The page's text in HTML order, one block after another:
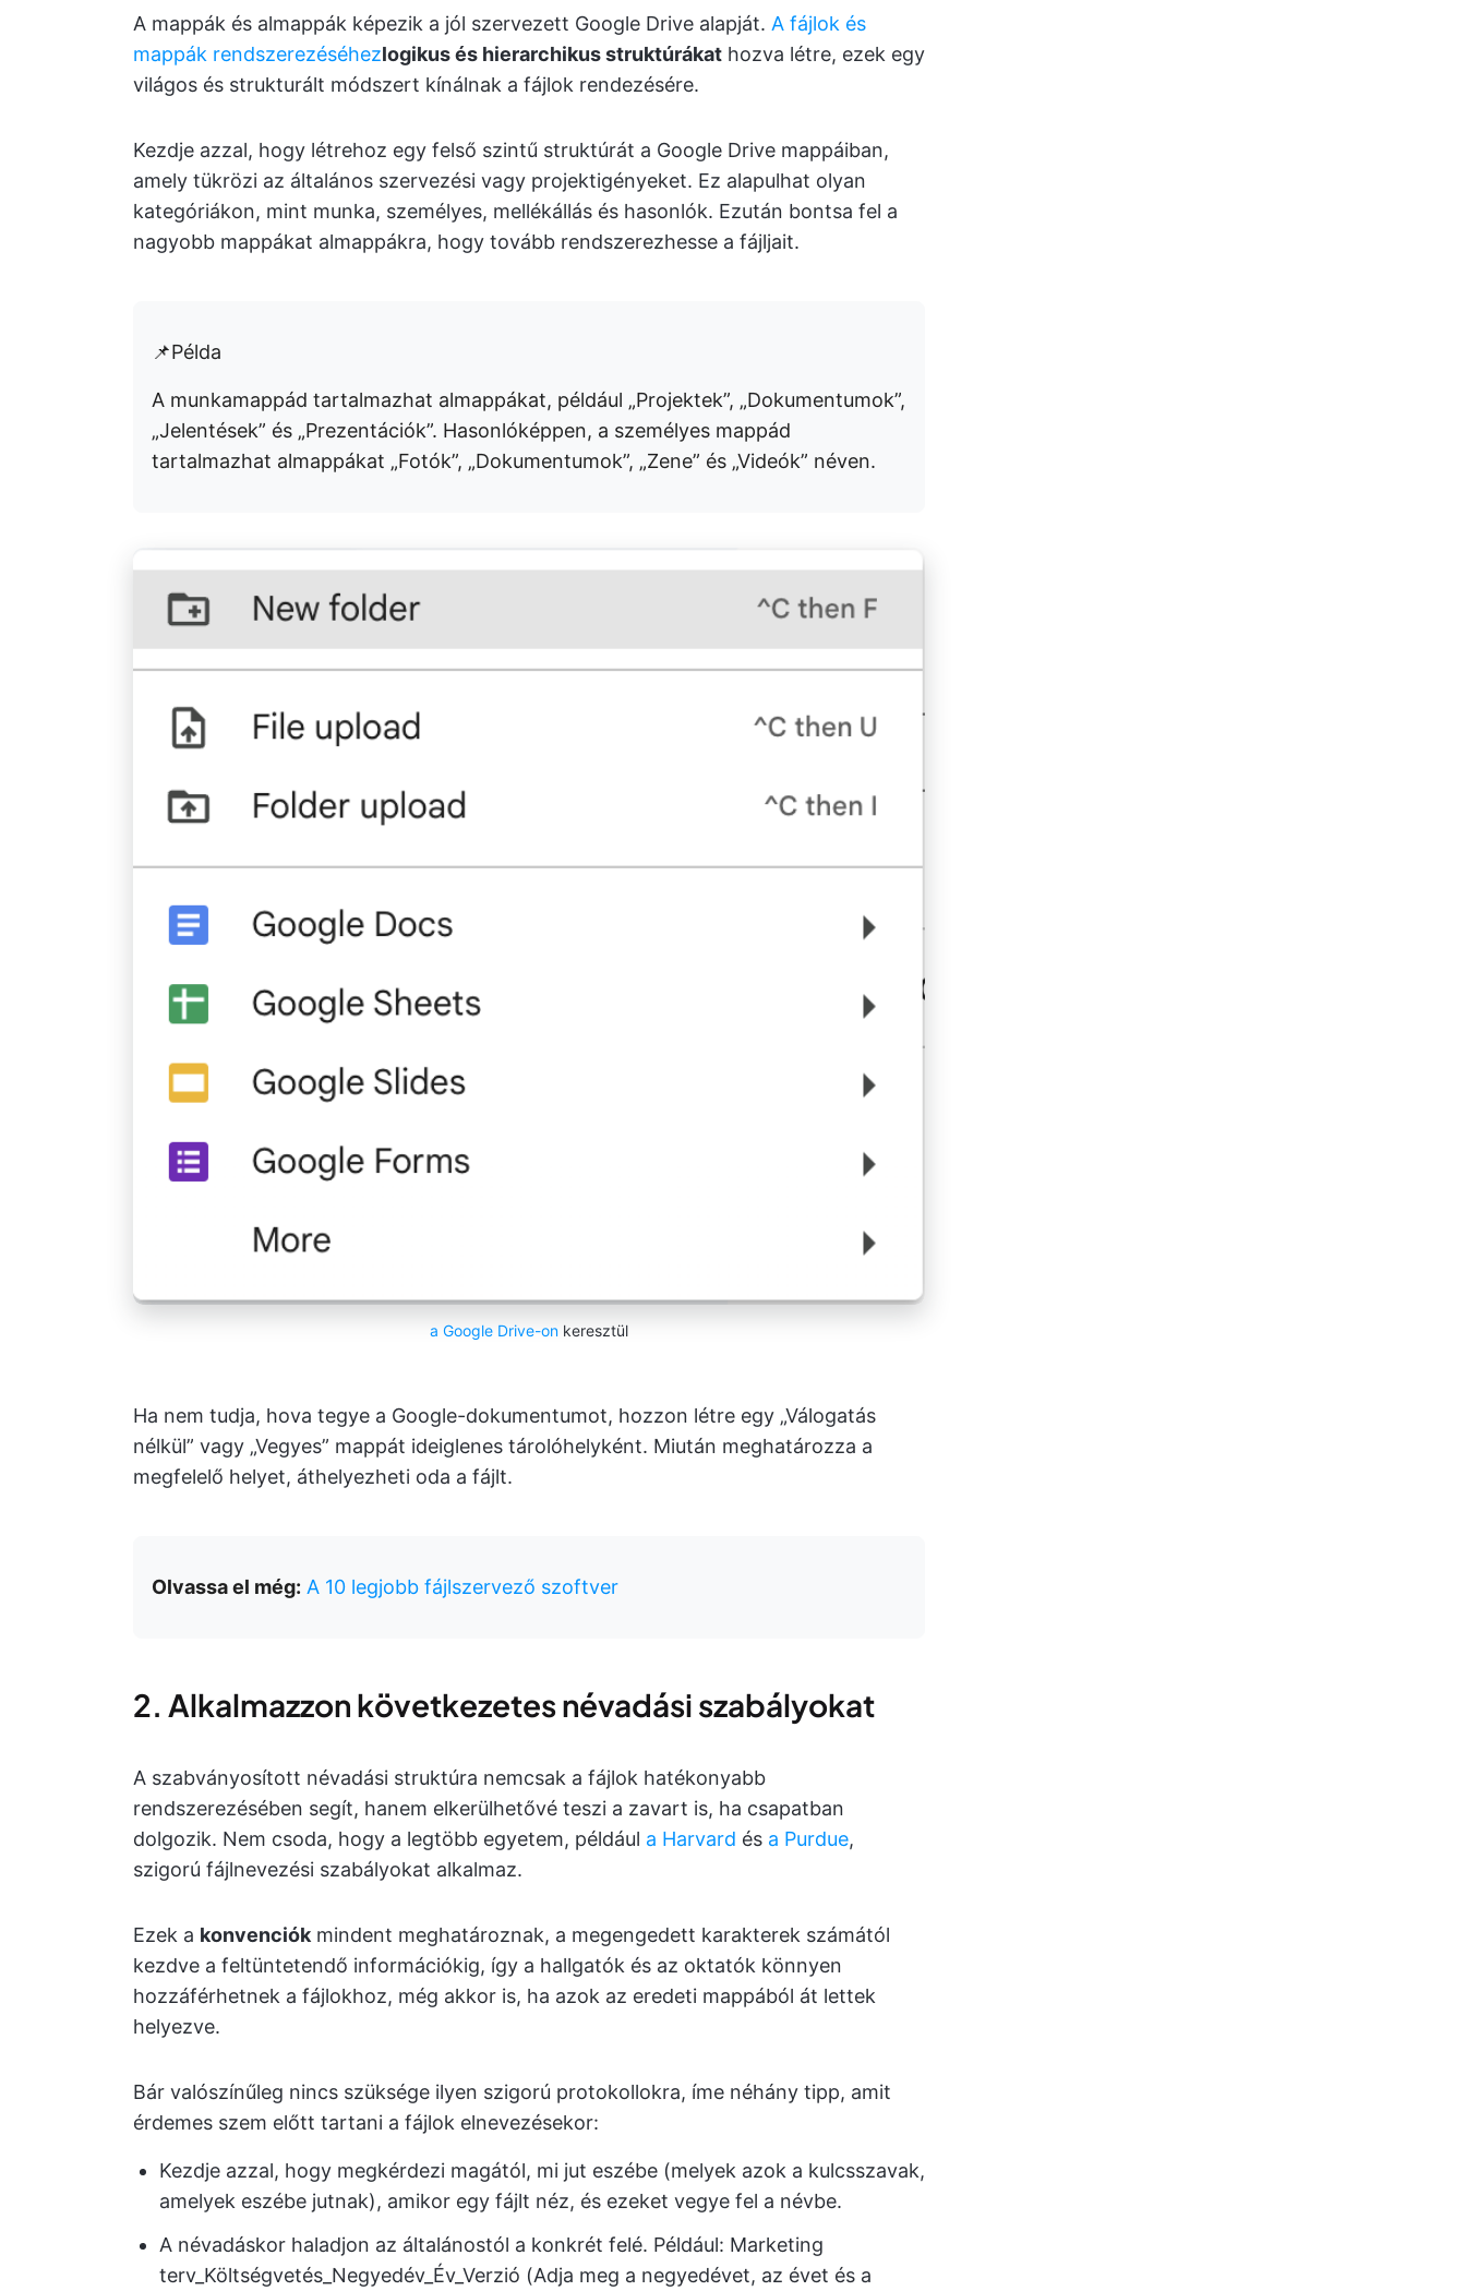
A mappák és almappák képezik a jól szervezett Google Drive alapját. A fájlok és
mappák rendszerezéséhezlogikus és hierarchikus struktúrákat hozva létre, ezek egy
világos és strukturált módszert kínálnak a fájlok rendezésére.
Kezdje azzal, hogy létrehoz egy felső szintű struktúrát a Google Drive mappáiban,
amely tükrözi az általános szervezési vagy projektigényeket. Ez alapulhat olyan
kategóriákon, mint munka, személyes, mellékállás és hasonlók. Ezután bontsa fel a
nagyobb mappákat almappákra, hogy tovább rendszerezhesse a fájljait.
📌Példa
A munkamappád tartalmazhat almappákat, például „Projektek”, „Dokumentumok”,
„Jelentések” és „Prezentációk”. Hasonlóképpen, a személyes mappád
tartalmazhat almappákat „Fotók”, „Dokumentumok”, „Zene” és „Videók” néven.
a Google Drive-on keresztül
Ha nem tudja, hova tegye a Google-dokumentumot, hozzon létre egy „Válogatás
nélkül” vagy „Vegyes” mappát ideiglenes tárolóhelyként. Miután meghatározza a
megfelelő helyet, áthelyezheti oda a fájlt.
Olvassa el még: A 10 legjobb fájlszervező szoftver
2. Alkalmazzon következetes névadási szabályokat
A szabványosított névadási struktúra nemcsak a fájlok hatékonyabb
rendszerezésében segít, hanem elkerülhetővé teszi a zavart is, ha csapatban
dolgozik. Nem csoda, hogy a legtöbb egyetem, például a Harvard és a Purdue,
szigorú fájlnevezési szabályokat alkalmaz.
Ezek a konvenciókmindent meghatároznak, a megengedett karakterek számától
kezdve a feltüntetendő információkig, így a hallgatók és az oktatók könnyen
hozzáférhetnek a fájlokhoz, még akkor is, ha azok az eredeti mappából át lettek
helyezve.
Bár valószínűleg nincs szüksége ilyen szigorú protokollokra, íme néhány tipp, amit
érdemes szem előtt tartani a fájlok elnevezésekor:
Kezdje azzal, hogy megkérdezi magától, mi jut eszébe (melyek azok a kulcsszavak,
amelyek eszébe jutnak), amikor egy fájlt néz, és ezeket vegye fel a névbe.
A névadáskor haladjon az általánostól a konkrét felé. Például: Marketing
terv_Költségvetés_Negyedév_Év_Verzió (Adja meg a negyedévet, az évet és a